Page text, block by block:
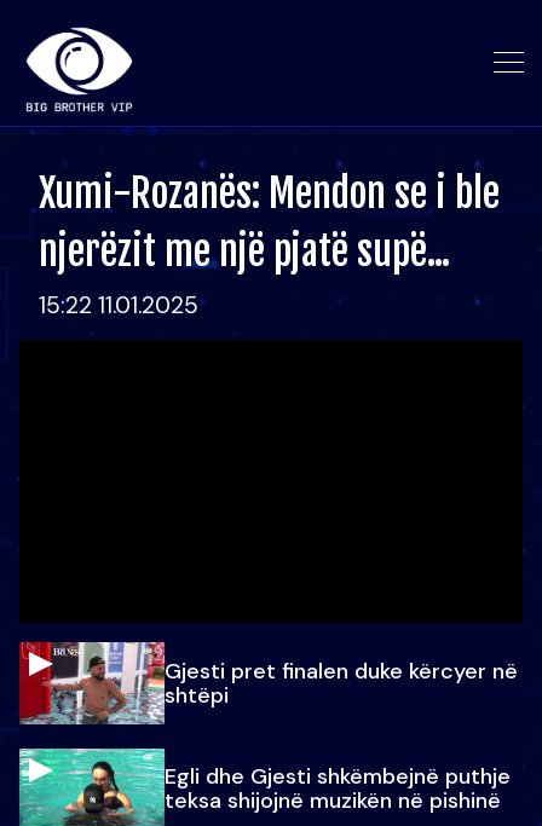
Xumi-Rozanës: Mendon se i ble
njerëzit me një pjatë supë...
15:22 11.01.2025
Gjesti pret finalen duke kërcyer në
shtëpi
Egli dhe Gjesti shkëmbejnë puthje
teksa shijojnë muzikën në pishinë